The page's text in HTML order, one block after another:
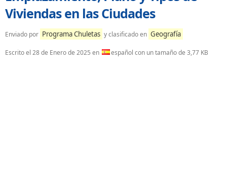
Viviendas en las Ciudades
Enviado por Programa Chuletas y clasificado en Geografía
Escrito el 28 de Enero de 2025 en español con un tamaño de 3,77 KB